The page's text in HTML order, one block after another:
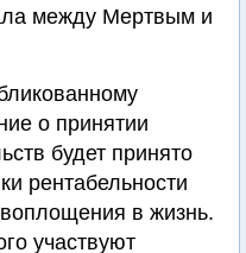
между Мертвым и
о принятии
будет принято
рентабельности
в жизнь.
участвуют